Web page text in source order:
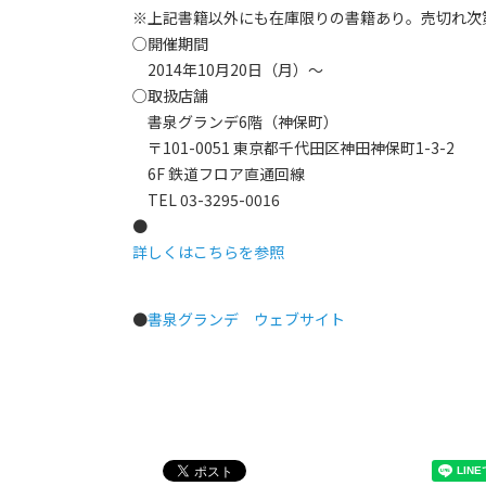
※上記書籍以外にも在庫限りの書籍あり。売切れ次
○開催期間
2014年10月20日（月）～
○取扱店舗
書泉グランデ6階（神保町）
〒101-0051 東京都千代田区神田神保町1-3-2
6F 鉄道フロア直通回線
TEL 03-3295-0016
●
詳しくはこちらを参照
●書泉グランデ ウェブサイト